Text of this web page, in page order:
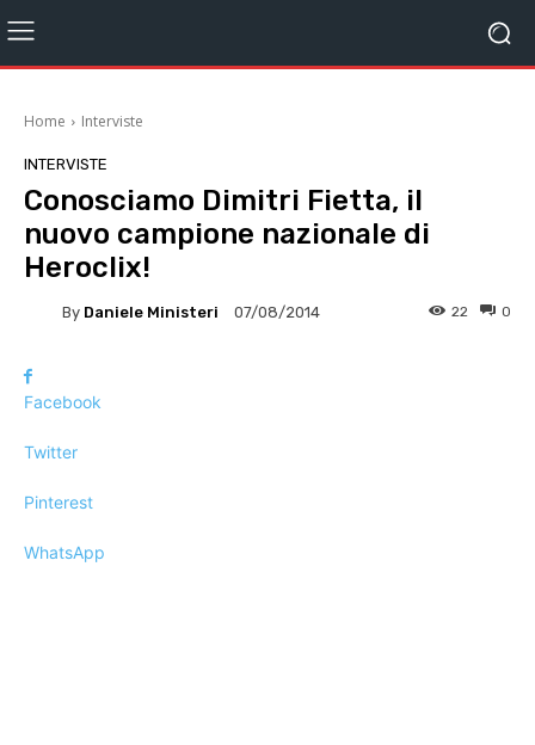
Home Interviste
INTERVISTE
Conosciamo Dimitri Fietta, il
nuovo campione nazionale di
Heroclix!
By Daniele Ministeri 07/08/2014 0
22
Facebook
Twitter
Pinterest
WhatsApp